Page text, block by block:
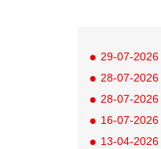
29-07-2026
28-07-2026
28-07-2026
16-07-2026
13-04-2026